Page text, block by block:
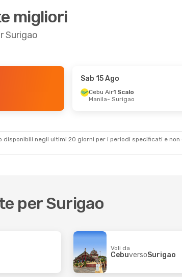
migliori
Surigao
Sab 15 Ago
Cebu Air1 Scalo
Manila- Surigao
disponibili negli ultimi 20 giorni per i periodi specificati e
per Surigao
Voli da
CebuversoSurigao